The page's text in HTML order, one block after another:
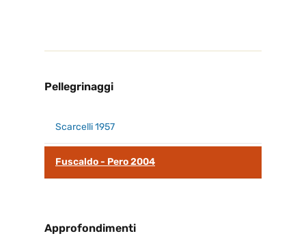
Pellegrinaggi
Scarcelli 1957
Fuscaldo - Pero 2004
Approfondimenti